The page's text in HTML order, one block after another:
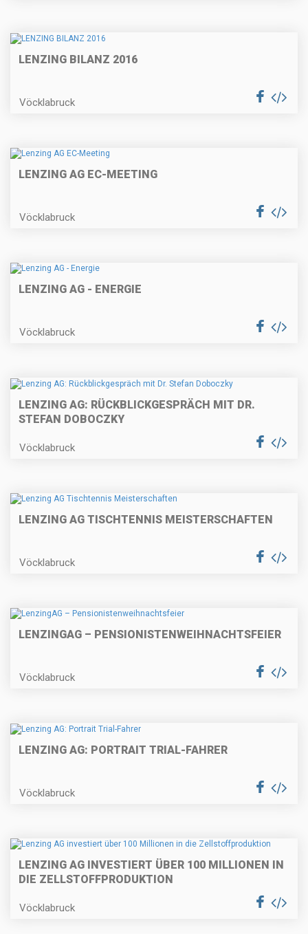
LENZING BILANZ 2016
Vöcklabruck
LENZING AG EC-MEETING
Vöcklabruck
LENZING AG - ENERGIE
Vöcklabruck
LENZING AG: RÜCKBLICKGESPRÄCH MIT DR.
STEFAN DOBOCZKY
Vöcklabruck
LENZING AG TISCHTENNIS MEISTERSCHAFTEN
Vöcklabruck
LENZINGAG – PENSIONISTENWEIHNACHTSFEIER
Vöcklabruck
LENZING AG: PORTRAIT TRIAL-FAHRER
Vöcklabruck
LENZING AG INVESTIERT ÜBER 100 MILLIONEN IN
DIE ZELLSTOFFPRODUKTION
Vöcklabruck